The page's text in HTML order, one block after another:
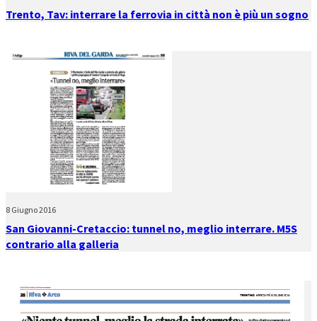
Trento, Tav: interrare la ferrovia in città non è più un sogno
8 Giugno 2016
San Giovanni-Cretaccio: tunnel no, meglio interrare. M5S
contrario alla galleria